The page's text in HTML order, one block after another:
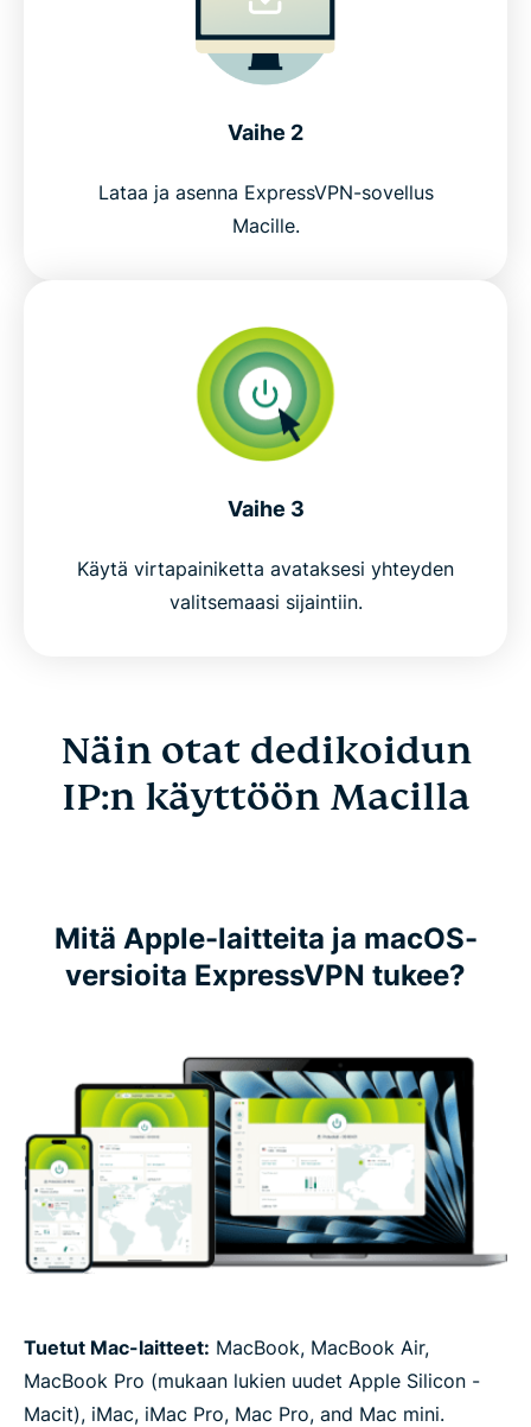
Vaihe 2
Lataa ja asenna ExpressVPN-sovellus
Macille.
Vaihe 3
Käytä virtapainiketta avataksesi yhteyden
valitsemaasi sijaintiin.
Näin otat dedikoidun
IP:n käyttöön Macilla
Mitä Apple-laitteita ja macOS-
versioita ExpressVPN tukee?
Tuetut Mac-laitteet: MacBook, MacBook Air,
MacBook Pro (mukaan lukien uudet Apple Silicon -
Macit), iMac, iMac Pro, Mac Pro, and Mac mini.